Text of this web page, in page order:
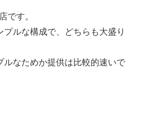
です。
ルな構成で、どちらも大盛り
ルなためか提供は比較的速いで